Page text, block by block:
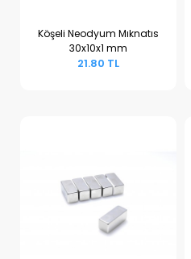
Sepete Ekle
Köşeli Neodyum Mıknatıs
30x10x1 mm
21.80 TL